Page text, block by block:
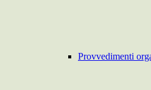
Provvedimenti